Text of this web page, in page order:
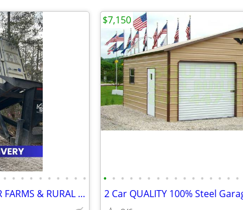
• • • • • • • • • •
SHIPPING CONTAINERS FOR FARMS & RURAL PROPERTIES 571-727-3468
• • • • • • • • • • • • • • • •
$7,150